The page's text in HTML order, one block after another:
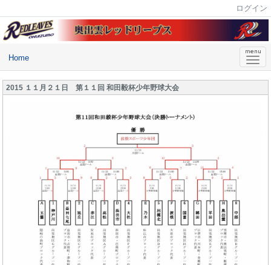
ログイン
Home
2015 １１月２１日 第１１回 和田毅杯少年野球大会